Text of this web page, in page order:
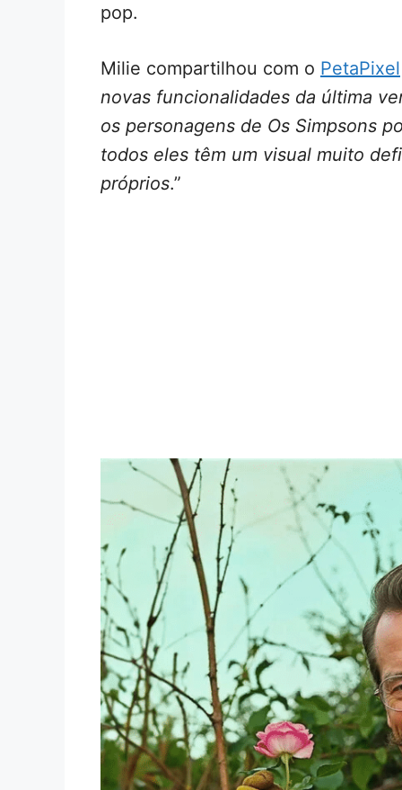
pop.
Milie compartilhou com o PetaPixel
novas funcionalidades da última
os personagens de Os Simpsons
todos eles têm um visual muito
próprios.”